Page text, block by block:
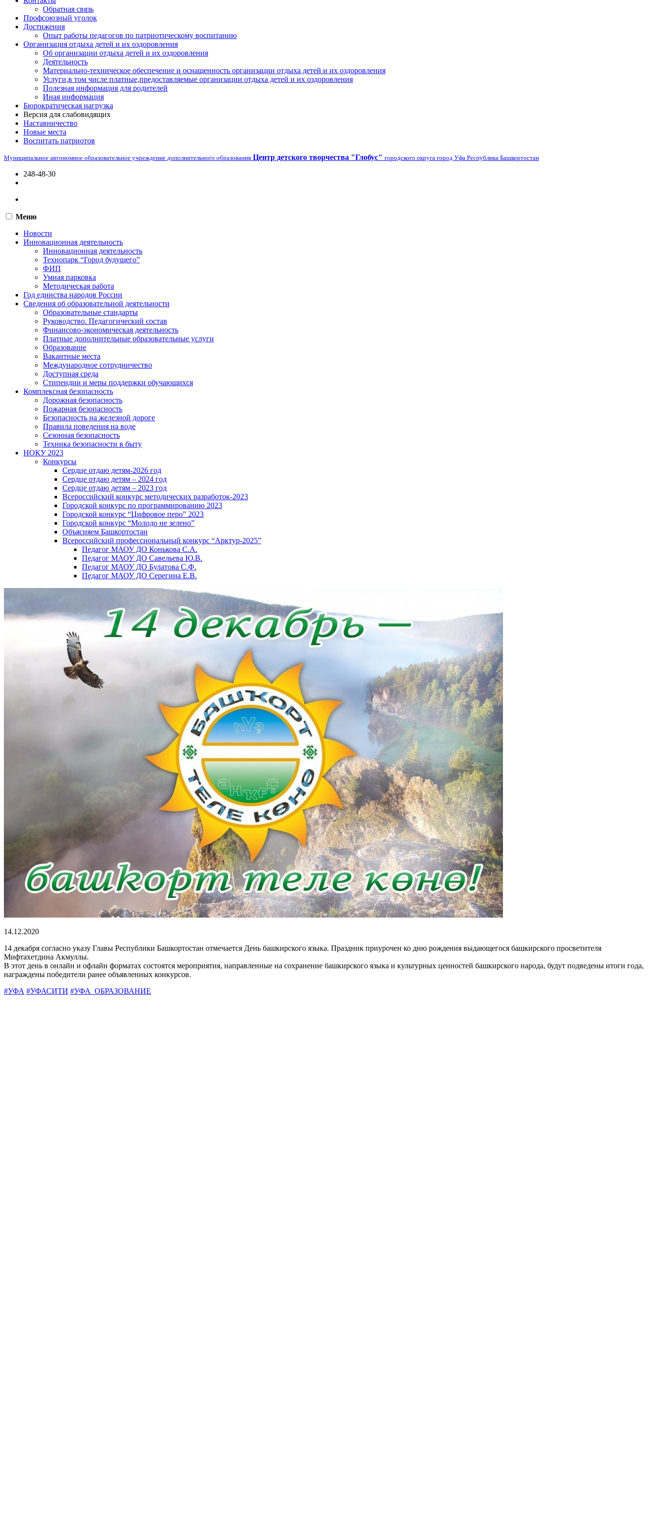
Обратная связь
Профсоюзный уголок
Достижения
Опыт работы педагогов по патриотическому воспитанию
Организация отдыха детей и их оздоровления
Об организации отдыха детей и их оздоровления
Деятельность
Материально-техническое обеспечение и оснащенность организации отдыха детей и их оздоровления
Услуги,в том числе платные,предоставляемые организации отдыха детей и их оздоровления
Полезная информация для родителей
Иная информация
Бюрократическая нагрузка
Версия для слабовидящих
Наставничество
Новые места
Воспитать патриотов
Муниципальное автономное образовательное учреждение дополнительного образования Центр детского творчества "Глобус" городского округа город Уфа Республика Башкортостан
248-48-30
Меню
Новости
Инновационная деятельность
Инновационная деятельность
Технопарк “Город будущего”
ФИП
Умная парковка
Методическая работа
Год единства народов России
Сведения об образовательной деятельности
Образовательные стандарты
Руководство. Педагогический состав
Финансово-экономическая деятельность
Платные дополнительные образовательные услуги
Образование
Вакантные места
Международное сотрудничество
Доступная среда
Стипендии и меры поддержки обучающихся
Комплексная безопасность
Дорожная безопасность
Пожарная безопасность
Безопасность на железной дороге
Правила поведения на воде
Сезонная безопасность
Техника безопасности в быту
НОКУ 2023
Конкурсы
Сердце отдаю детям-2026 год
Сердце отдаю детям – 2024 год
Сердце отдаю детям – 2023 год
Всероссийский конкурс методических разработок-2023
Городской конкурс по программированию 2023
Городской конкурс “Цифровое перо” 2023
Городской конкурс “Молодо не зелено”
Объясняем Башкортостан
Всероссийский профессиональный конкурс “Арктур-2025”
Педагог МАОУ ДО Конькова С.А.
Педагог МАОУ ДО Савельева Ю.В.
Педагог МАОУ ДО Булатова С.Ф.
Педагог МАОУ ДО Серегина Е.В.
14.12.2020
14 декабря согласно указу Главы Республики Башкортостан отмечается День башкирского языка. Праздник приурочен ко дню рождения выдающегося башкирского просветителя
Мифтахетдина Акмуллы.
В этот день в онлайн и офлайн форматах состоятся мероприятия, направленные на сохранение башкирского языка и культурных ценностей башкирского народа, будут подведены итоги года,
награждены победители ранее объявленных конкурсов.
#УФА #УФАСИТИ #УФА_ОБРАЗОВАНИЕ